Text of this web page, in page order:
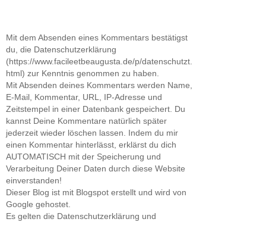
Mit dem Absenden eines Kommentars bestätigst
du, die Datenschutzerklärung
(https://www.facileetbeaugusta.de/p/datenschutzt.
html) zur Kenntnis genommen zu haben.
Mit Absenden deines Kommentars werden Name,
E-Mail, Kommentar, URL, IP-Adresse und
Zeitstempel in einer Datenbank gespeichert. Du
kannst Deine Kommentare natürlich später
jederzeit wieder löschen lassen. Indem du mir
einen Kommentar hinterlässt, erklärst du dich
AUTOMATISCH mit der Speicherung und
Verarbeitung Deiner Daten durch diese Website
einverstanden!
Dieser Blog ist mit Blogspot erstellt und wird von
Google gehostet.
Es gelten die Datenschutzerklärung und